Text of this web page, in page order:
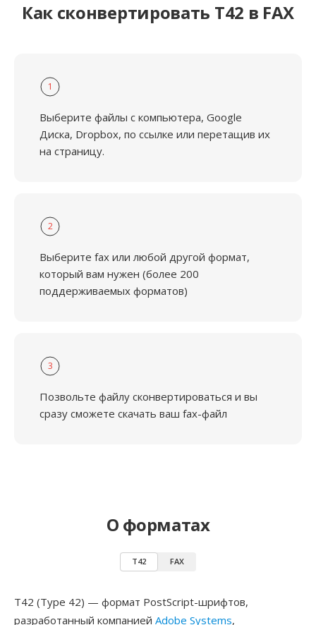
Как сконвертировать T42 в FAX
1
Выберите файлы с компьютера, Google
Диска, Dropbox, по ссылке или перетащив их
на страницу.
2
Выберите fax или любой другой формат,
который вам нужен (более 200
поддерживаемых форматов)
3
Позвольте файлу сконвертироваться и вы
сразу сможете скачать ваш fax-файл
О форматах
T42 FAX
T42 (Type 42) — формат PostScript-шрифтов,
разработанный компанией Adobe Systems,